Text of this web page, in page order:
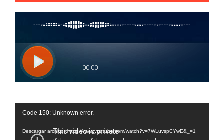
Reproductor
vídeo
Code 150: Unknown error.
Descargar archivo: https://www.youtube.com/watch?v=7WLuvspCYwE&_=1